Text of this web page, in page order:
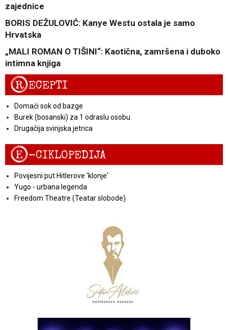
zajednice
BORIS DEŽULOVIĆ: Kanye Westu ostala je samo
Hrvatska
„MALI ROMAN O TIŠINI“: Kaotična, zamršena i duboko
intimna knjiga
RECEPTI
Domaći sok od bazge
Burek (bosanski) za 1 odraslu osobu
Drugačija svinjska jetrica
E-CIKLOPEDIJA
Povijesni put Hitlerove 'klonje'
Yugo - urbana legenda
Freedom Theatre (Teatar slobode)